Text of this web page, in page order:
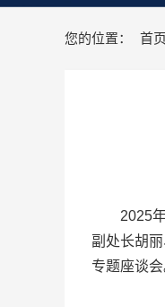
您的位置： 首页
2025
副处长胡
专题座谈